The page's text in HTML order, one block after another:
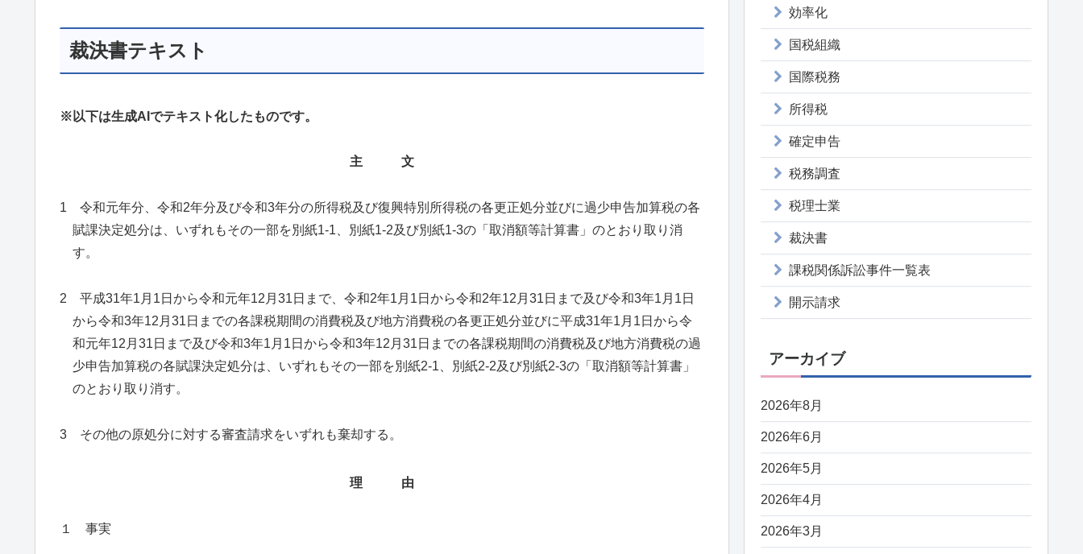
裁決書テキスト
※以下は生成AIでテキスト化したものです。
主 文
1 令和元年分、令和2年分及び令和3年分の所得税及び復興特別所得税の各更正処分並びに過少申告加算税の各
賦課決定処分は、いずれもその一部を別紙1-1、別紙1-2及び別紙1-3の「取消額等計算書」のとおり取り消
す。
2 平成31年1月1日から令和元年12月31日まで、令和2年1月1日から令和2年12月31日まで及び令和3年1月1日
から令和3年12月31日までの各課税期間の消費税及び地方消費税の各更正処分並びに平成31年1月1日から令
和元年12月31日まで及び令和3年1月1日から令和3年12月31日までの各課税期間の消費税及び地方消費税の過
少申告加算税の各賦課決定処分は、いずれもその一部を別紙2-1、別紙2-2及び別紙2-3の「取消額等計算書」
のとおり取り消す。
3 その他の原処分に対する審査請求をいずれも棄却する。
理 由
１ 事実
効率化
国税組織
国際税務
所得税
確定申告
税務調査
税理士業
裁決書
課税関係訴訟事件一覧表
開示請求
アーカイブ
2026年8月
2026年6月
2026年5月
2026年4月
2026年3月